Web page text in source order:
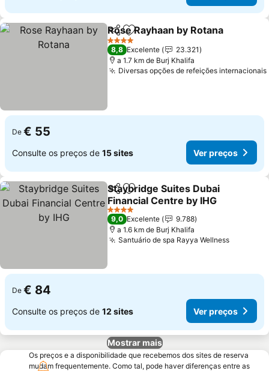
PartilharAdicionar aos favoritos
Rose Rayhaan by Rotana
4 Estrelas
8,8 Excelente
23.321
a 1.7 km de Burj Khalifa
Diversas opções de refeições internacionais
De € 55
Consulte os preços de 15 sites Ver preços
PartilharAdicionar aos favoritos
Staybridge Suites Dubai
Financial Centre by IHG
4 Estrelas
9,0 Excelente
9.788
a 1.6 km de Burj Khalifa
Santuário de spa Rayya Wellness
De € 84
Consulte os preços de 12 sites Ver preços
Mostrar mais
Os preços e a disponibilidade que recebemos dos sites de reserva
mudam frequentemente. Como tal, pode haver diferenças entre as